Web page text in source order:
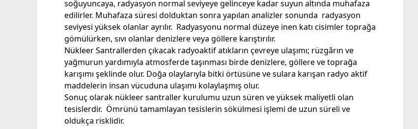
soğuyuncaya, radyasyon normal seviyeye gelinceye kadar suyun altında muhafaza
edilirler. Muhafaza süresi dolduktan sonra yapılan analizler sonunda radyasyon
seviyesi yüksek olanlar ayrılır. Radyasyonu normal düzeye inen katı cisimler toprağa
gömülürken, sıvı olanlar denizlere veya göllere karıştırılır.
Nükleer Santrallerden çıkacak radyoaktif atıkların çevreye ulaşımı; rüzgârın ve
yağmurun yardımıyla atmosferde taşınması birde denizlere, göllere ve toprağa
karışımı şeklinde olur. Doğa olaylarıyla bitki örtüsüne ve sulara karışan radyo aktif
maddelerin insan vücuduna ulaşımı kolaylaşmış olur.
Sonuç olarak nükleer santraller kurulumu uzun süren ve yüksek maliyetli olan
tesislerdir. Ömrünü tamamlayan tesislerin sökülmesi işlemi de uzun süreli ve
oldukça risklidir.